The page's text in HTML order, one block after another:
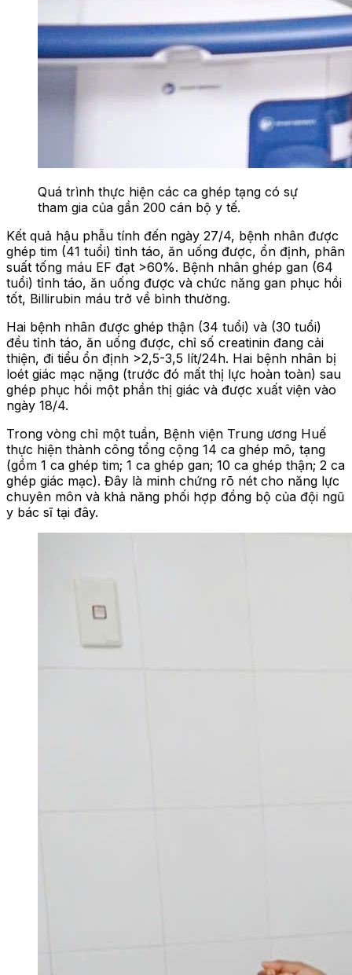
Quá trình thực hiện các ca ghép tạng có sự
tham gia của gần 200 cán bộ y tế.
Kết quả hậu phẫu tính đến ngày 27/4, bệnh nhân được
ghép tim (41 tuổi) tỉnh táo, ăn uống được, ổn định, phân
suất tống máu EF đạt >60%. Bệnh nhân ghép gan (64
tuổi) tỉnh táo, ăn uống được và chức năng gan phục hồi
tốt, Billirubin máu trở về bình thường.
Hai bệnh nhân được ghép thận (34 tuổi) và (30 tuổi)
đều tỉnh táo, ăn uống được, chỉ số creatinin đang cải
thiện, đi tiểu ổn định >2,5-3,5 lít/24h. Hai bệnh nhân bị
loét giác mạc nặng (trước đó mất thị lực hoàn toàn) sau
ghép phục hồi một phần thị giác và được xuất viện vào
ngày 18/4.
Trong vòng chỉ một tuần, Bệnh viện Trung ương Huế
thực hiện thành công tổng cộng 14 ca ghép mô, tạng
(gồm 1 ca ghép tim; 1 ca ghép gan; 10 ca ghép thận; 2 ca
ghép giác mạc). Đây là minh chứng rõ nét cho năng lực
chuyên môn và khả năng phối hợp đồng bộ của đội ngũ
y bác sĩ tại đây.